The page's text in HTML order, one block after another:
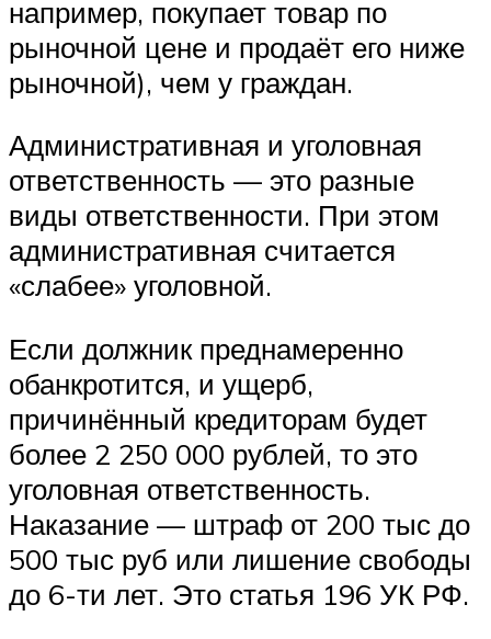
например, покупает товар по
рыночной цене и продаёт его ниже
рыночной), чем у граждан.
Административная и уголовная
ответственность — это разные
виды ответственности. При этом
административная считается
«слабее» уголовной.
Если должник преднамеренно
обанкротится, и ущерб,
причинённый кредиторам будет
более 2 250 000 рублей, то это
уголовная ответственность.
Наказание — штраф от 200 тыс до
500 тыс руб или лишение свободы
до 6-ти лет. Это статья 196 УК РФ.